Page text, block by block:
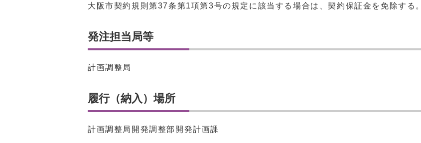
⼤阪市契約規則第37条第1項第3号の規定に該当する場合は、契約保証⾦を免除する。
発注担当局等
計画調整局
履行（納入）場所
計画調整局開発調整部開発計画課